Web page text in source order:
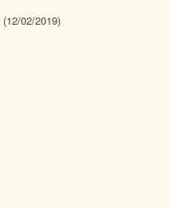
(12/02/2019)